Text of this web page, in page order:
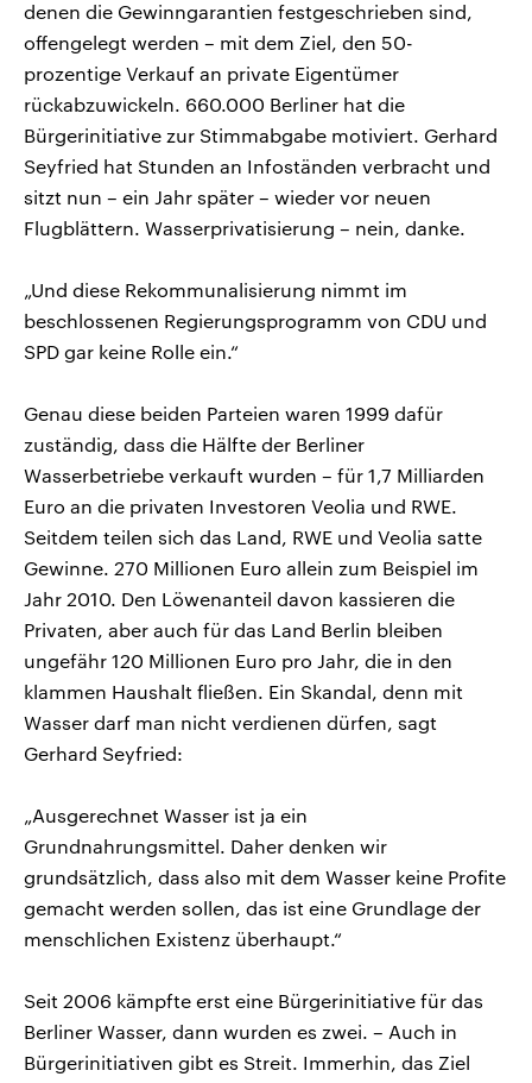
denen die Gewinngarantien festgeschrieben sind,
offengelegt werden – mit dem Ziel, den 50-
prozentige Verkauf an private Eigentümer
rückabzuwickeln. 660.000 Berliner hat die
Bürgerinitiative zur Stimmabgabe motiviert. Gerhard
Seyfried hat Stunden an Infoständen verbracht und
sitzt nun – ein Jahr später – wieder vor neuen
Flugblättern. Wasserprivatisierung – nein, danke.
„Und diese Rekommunalisierung nimmt im
beschlossenen Regierungsprogramm von CDU und
SPD gar keine Rolle ein.“
Genau diese beiden Parteien waren 1999 dafür
zuständig, dass die Hälfte der Berliner
Wasserbetriebe verkauft wurden – für 1,7 Milliarden
Euro an die privaten Investoren Veolia und RWE.
Seitdem teilen sich das Land, RWE und Veolia satte
Gewinne. 270 Millionen Euro allein zum Beispiel im
Jahr 2010. Den Löwenanteil davon kassieren die
Privaten, aber auch für das Land Berlin bleiben
ungefähr 120 Millionen Euro pro Jahr, die in den
klammen Haushalt fließen. Ein Skandal, denn mit
Wasser darf man nicht verdienen dürfen, sagt
Gerhard Seyfried:
„Ausgerechnet Wasser ist ja ein
Grundnahrungsmittel. Daher denken wir
grundsätzlich, dass also mit dem Wasser keine Profite
gemacht werden sollen, das ist eine Grundlage der
menschlichen Existenz überhaupt.“
Seit 2006 kämpfte erst eine Bürgerinitiative für das
Berliner Wasser, dann wurden es zwei. – Auch in
Bürgerinitiativen gibt es Streit. Immerhin, das Ziel